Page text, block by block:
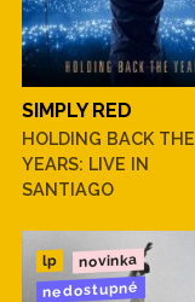
SIMPLY RED
HOLDING BACK THE
YEARS: LIVE IN
SANTIAGO
lp novinka
nedostupné